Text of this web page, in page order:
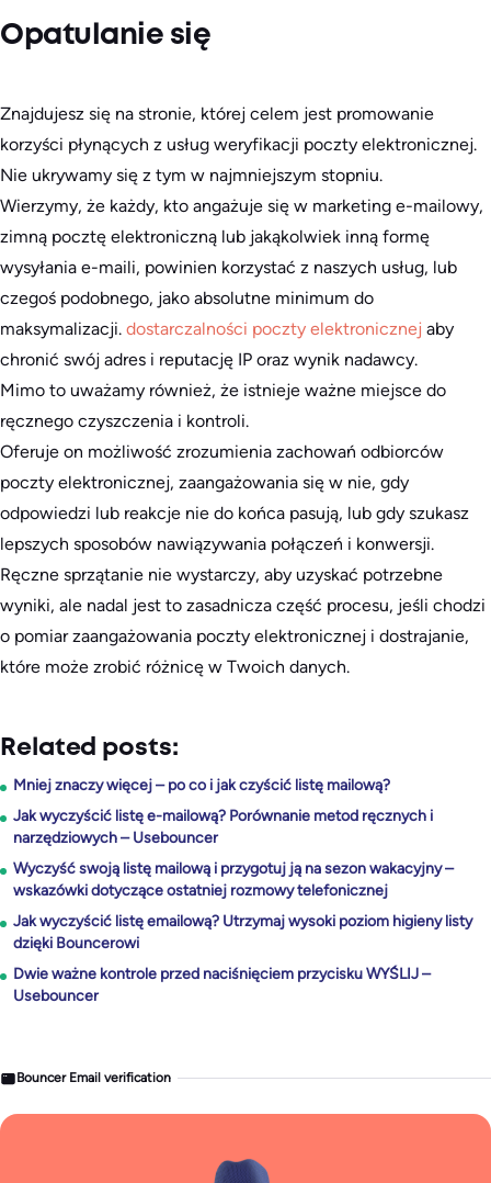
Opatulanie się
Znajdujesz się na stronie, której celem jest promowanie
korzyści płynących z usług weryfikacji poczty elektronicznej.
Nie ukrywamy się z tym w najmniejszym stopniu.
Wierzymy, że każdy, kto angażuje się w marketing e-mailowy,
zimną pocztę elektroniczną lub jakąkolwiek inną formę
wysyłania e-maili, powinien korzystać z naszych usług, lub
czegoś podobnego, jako absolutne minimum do
maksymalizacji. dostarczalności poczty elektronicznej aby
chronić swój adres i reputację IP oraz wynik nadawcy.
Mimo to uważamy również, że istnieje ważne miejsce do
ręcznego czyszczenia i kontroli.
Oferuje on możliwość zrozumienia zachowań odbiorców
poczty elektronicznej, zaangażowania się w nie, gdy
odpowiedzi lub reakcje nie do końca pasują, lub gdy szukasz
lepszych sposobów nawiązywania połączeń i konwersji.
Ręczne sprzątanie nie wystarczy, aby uzyskać potrzebne
wyniki, ale nadal jest to zasadnicza część procesu, jeśli chodzi
o pomiar zaangażowania poczty elektronicznej i dostrajanie,
które może zrobić różnicę w Twoich danych.
Related posts:
Mniej znaczy więcej – po co i jak czyścić listę mailową?
Jak wyczyścić listę e-mailową? Porównanie metod ręcznych i
narzędziowych – Usebouncer
Wyczyść swoją listę mailową i przygotuj ją na sezon wakacyjny –
wskazówki dotyczące ostatniej rozmowy telefonicznej
Jak wyczyścić listę emailową? Utrzymaj wysoki poziom higieny listy
dzięki Bouncerowi
Dwie ważne kontrole przed naciśnięciem przycisku WYŚLIJ –
Usebouncer
Bouncer Email verification